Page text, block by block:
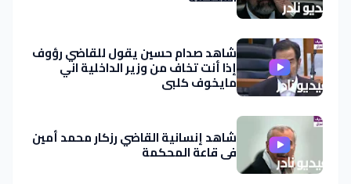
شاهد صدام حسين يقول للقاضي رؤوف
إذا أنت تخاف من وزير الداخلية اني
مايخوف كلبي
شاهد إنسانية القاضي رزكار محمد أمين
في قاعة المحكمة